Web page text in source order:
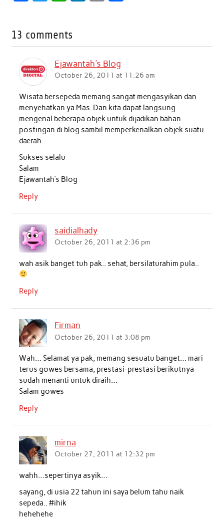
e
o
o
k
t
t
A
p
d
n
13 comments
Ejawantah's Blog
October 26, 2011 at 11:26 am
Wisata bersepeda memang sangat mengasyikan dan
menyehatkan ya Mas. Dan kita dapat langsung
mengenal beberapa objek untuk dijadikan bahan
postingan di blog sambil memperkenalkan objek suatu
daerah.
Sukses selalu
Salam
Ejawantah’s Blog
Reply
saidialhady
October 26, 2011 at 2:36 pm
wah asik banget tuh pak.. sehat, bersilaturahim pula..
Reply
Firman
October 26, 2011 at 3:08 pm
Wah… Selamat ya pak, memang sesuatu banget… mari
terus gowes bersama, prestasi-prestasi berikutnya
sudah menanti untuk diraih…
Salam gowes
Reply
mirna
October 27, 2011 at 12:32 pm
wahh…sepertinya asyik…
sayang, di usia 22 tahun ini saya belum tahu naik
sepeda.. #ihik
hehehehe